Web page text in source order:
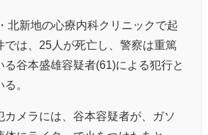
北新地の心療内科クリニックで起
では、25人が死亡し、警察は重篤
る谷本盛雄容疑者(61)による犯行と
。
カメラには、谷本容疑者が、ガソ